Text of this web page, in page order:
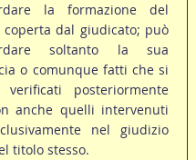
la formazione del
coperta dal giudicato; può
soltanto la sua
o comunque fatti che si
verificati posteriormente
anche quelli intervenuti
nel giudizio
titolo stesso.